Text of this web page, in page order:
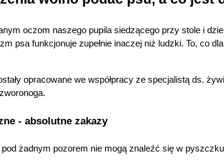
oczom naszego pupila siedzącego przy stole i
psa funkcjonuje zupełnie inaczej niż ludzki. To, co
opracowane we współpracy ze specjalistą ds.
- absolutne zakazy
pod żadnym pozorem nie mogą znaleźć się w